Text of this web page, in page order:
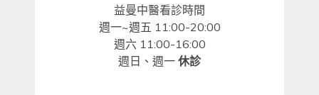
益曼中醫看診時間
週一~週五 11:00-20:00
週六 11:00-16:00
週日、週一 休診